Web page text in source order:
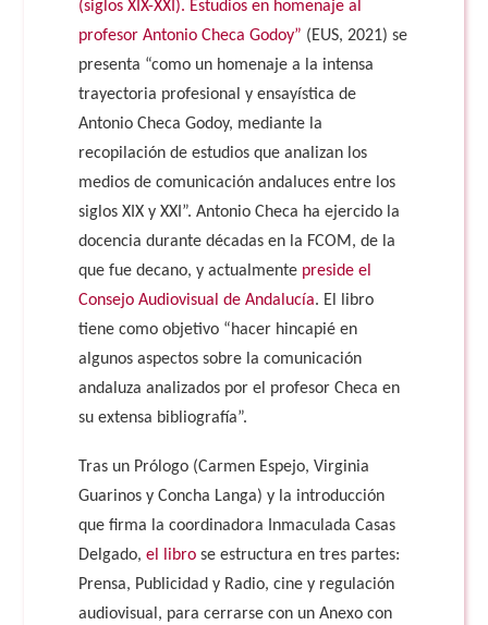
(siglos XIX-XXI). Estudios en homenaje al
profesor Antonio Checa Godoy” (EUS, 2021) se
presenta “como un homenaje a la intensa
trayectoria profesional y ensayística de
Antonio Checa Godoy, mediante la
recopilación de estudios que analizan los
medios de comunicación andaluces entre los
siglos XIX y XXI”. Antonio Checa ha ejercido la
docencia durante décadas en la FCOM, de la
que fue decano, y actualmente preside el
Consejo Audiovisual de Andalucía. El libro
tiene como objetivo “hacer hincapié en
algunos aspectos sobre la comunicación
andaluza analizados por el profesor Checa en
su extensa bibliografía”.
Tras un Prólogo (Carmen Espejo, Virginia
Guarinos y Concha Langa) y la introducción
que firma la coordinadora Inmaculada Casas
Delgado,el libro se estructura en tres partes:
Prensa, Publicidad y Radio, cine y regulación
audiovisual, para cerrarse con un Anexo con